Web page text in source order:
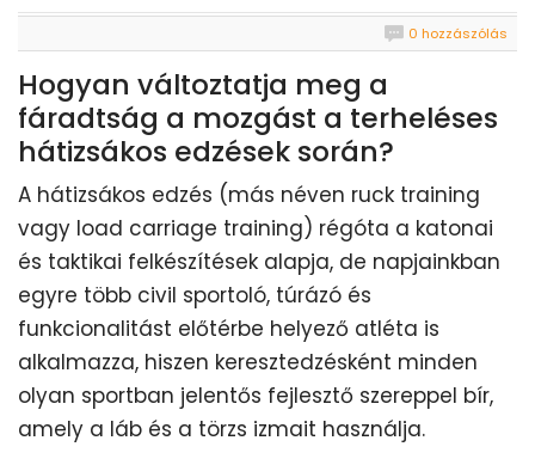
0 hozzászólás
Hogyan változtatja meg a
fáradtság a mozgást a terheléses
hátizsákos edzések során?
A hátizsákos edzés (más néven ruck training
vagy load carriage training) régóta a katonai
és taktikai felkészítések alapja, de napjainkban
egyre több civil sportoló, túrázó és
funkcionalitást előtérbe helyező atléta is
alkalmazza, hiszen keresztedzésként minden
olyan sportban jelentős fejlesztő szereppel bír,
amely a láb és a törzs izmait használja.